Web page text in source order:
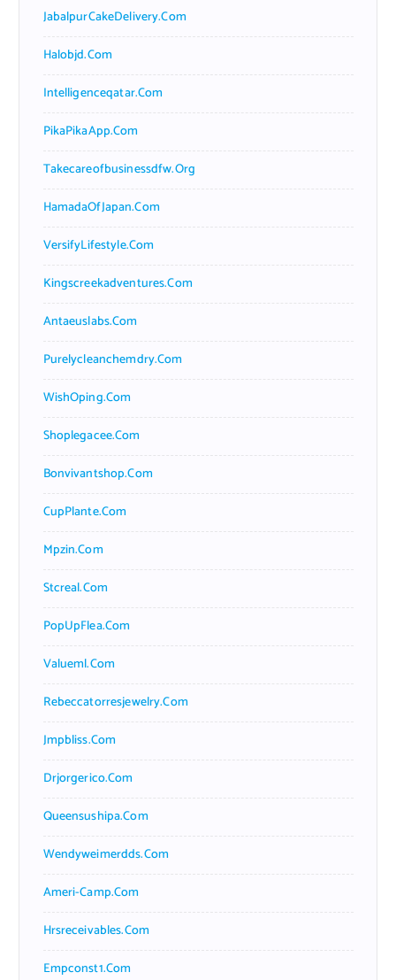
JabalpurCakeDelivery.com
Halobjd.com
Intelligenceqatar.com
PikaPikaApp.com
Takecareofbusinessdfw.org
HamadaOfJapan.com
VersifyLifestyle.com
Kingscreekadventures.com
Antaeuslabs.com
Purelycleanchemdry.com
WishOping.com
Shoplegacee.com
Bonvivantshop.com
CupPlante.com
Mpzin.com
Stcreal.com
PopUpFlea.com
Valueml.com
Rebeccatorresjewelry.com
Jmpbliss.com
Drjorgerico.com
Queensushipa.com
Wendyweimerdds.com
Ameri-Camp.com
Hrsreceivables.com
Empconst1.com